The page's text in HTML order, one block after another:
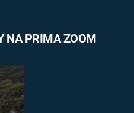
NA PRIMA ZOOM